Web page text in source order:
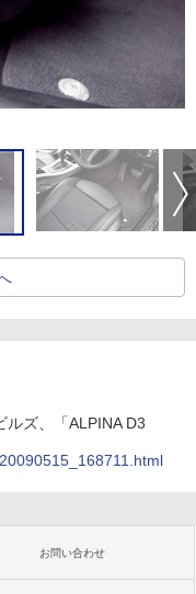
ルズ、「ALPINA D3
お問い合わせ